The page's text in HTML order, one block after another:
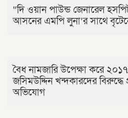
“দি ওয়ান পাউন্ড জেনারেল
আসনের এমপি লুনা’র সা‌থে
বৈধ নামজারি উপেক্ষা করে
জসিমউদ্দিন খন্দকারদের বিরুদ্ধে
অভিযোগ